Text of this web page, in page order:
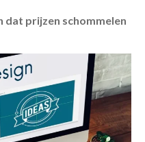
dat prijzen schommelen